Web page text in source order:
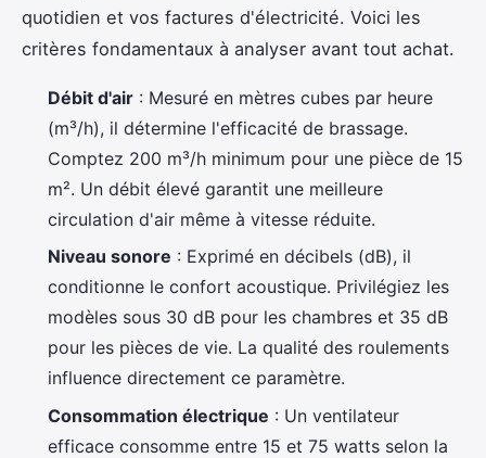
quotidien et vos factures d'électricité. Voici les
critères fondamentaux à analyser avant tout achat.
Débit d'air : Mesuré en mètres cubes par heure
(m³/h), il détermine l'efficacité de brassage.
Comptez 200 m³/h minimum pour une pièce de 15
m². Un débit élevé garantit une meilleure
circulation d'air même à vitesse réduite.
Niveau sonore : Exprimé en décibels (dB), il
conditionne le confort acoustique. Privilégiez les
modèles sous 30 dB pour les chambres et 35 dB
pour les pièces de vie. La qualité des roulements
influence directement ce paramètre.
Consommation électrique : Un ventilateur
efficace consomme entre 15 et 75 watts selon la